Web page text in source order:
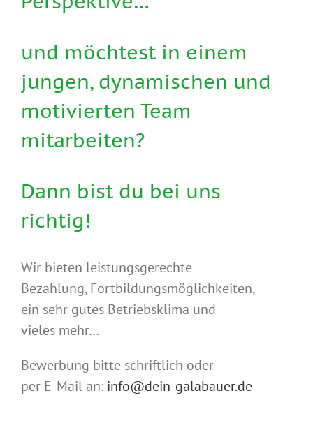
und möchtest in einem
jungen, dynamischen und
motivierten Team
mitarbeiten?
Dann bist du bei uns
richtig!
Wir bieten leistungsgerechte
Bezahlung, Fortbildungsmöglichkeiten,
ein sehr gutes Betriebsklima und
vieles mehr…
Bewerbung bitte schriftlich oder
per E-Mail an: info@dein-galabauer.de